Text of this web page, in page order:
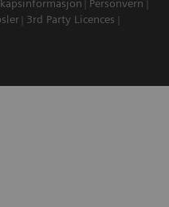
Personvern
3rd Party Licences